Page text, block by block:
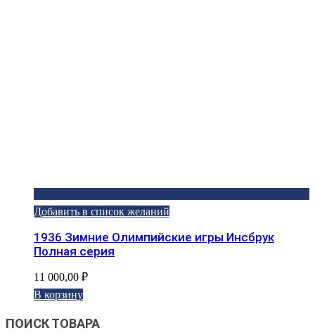
Добавить в список желаний
1936 Зимние Олимпийские игры Инсбрук
Полная серия
11 000,00 ₽
В корзину
ПОИСК ТОВАРА